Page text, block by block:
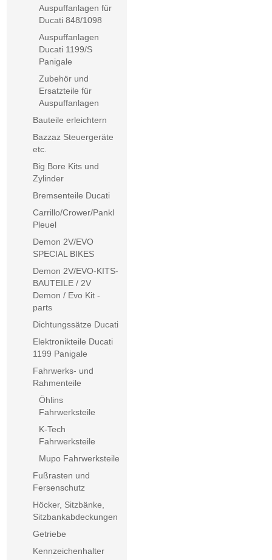
Auspuffanlagen für
Ducati 848/1098
Auspuffanlagen
Ducati 1199/S
Panigale
Zubehör und
Ersatzteile für
Auspuffanlagen
Bauteile erleichtern
Bazzaz Steuergeräte
etc.
Big Bore Kits und
Zylinder
Bremsenteile Ducati
Carrillo/Crower/Pankl
Pleuel
Demon 2V/EVO
SPECIAL BIKES
Demon 2V/EVO-KITS-
BAUTEILE / 2V
Demon / Evo Kit -
parts
Dichtungssätze Ducati
Elektronikteile Ducati
1199 Panigale
Fahrwerks- und
Rahmenteile
Öhlins
Fahrwerksteile
K-Tech
Fahrwerksteile
Mupo Fahrwerksteile
Fußrasten und
Fersenschutz
Höcker, Sitzbänke,
Sitzbankabdeckungen
Getriebe
Kennzeichenhalter